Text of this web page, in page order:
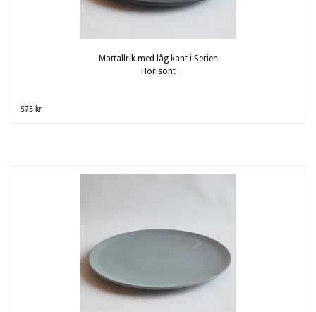
Mattallrik med låg kant i Serien
Horisont
575 kr